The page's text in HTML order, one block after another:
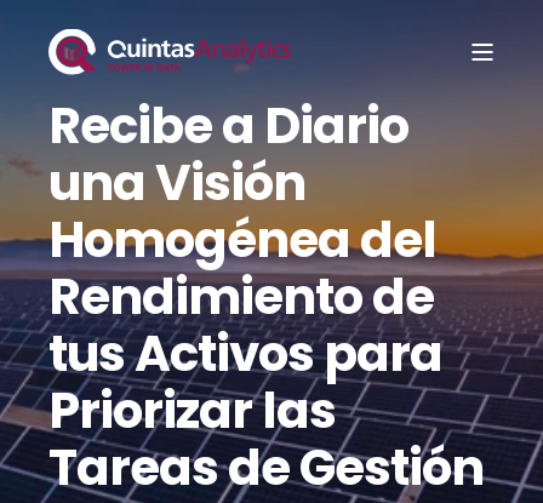
Recibe a Diario
una Visión
Homogénea del
Rendimiento de
tus Activos para
Priorizar las
Tareas de Gestión